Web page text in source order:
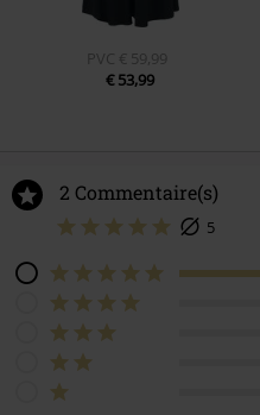
PVC € 59,99
€ 53,99
2 Commentaire(s)
5